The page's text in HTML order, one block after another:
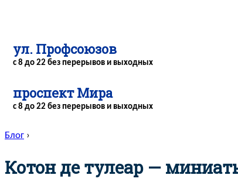
ул. Профсоюзов
с 8 до 22 без перерывов и выходных
проспект Мира
с 8 до 22 без перерывов и выходных
Блог ›
Котон де тулеар —